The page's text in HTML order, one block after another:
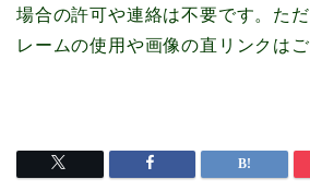
場合の許可や連絡は不要です。た
レームの使用や画像の直リンクはご